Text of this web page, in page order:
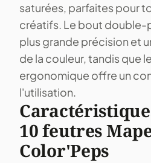
saturées, parfaites pour
créatifs. Le bout double-
plus grande précision et
de la couleur, tandis que
ergonomique offre un
l'utilisation.
10 feutres
Color'Peps